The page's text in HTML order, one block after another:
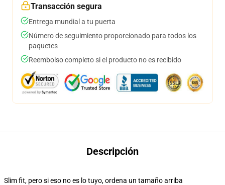
Transacción segura
Entrega mundial a tu puerta
Número de seguimiento proporcionado para todos los
paquetes
Reembolso completo si el producto no es recibido
Descripción
Slim fit, pero si eso no es lo tuyo, ordena un tamaño arriba